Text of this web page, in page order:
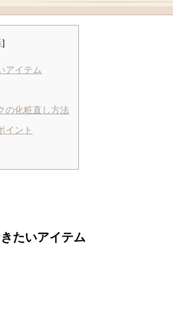
]
アイテム
の化粧直し方法
イント
たいアイテム